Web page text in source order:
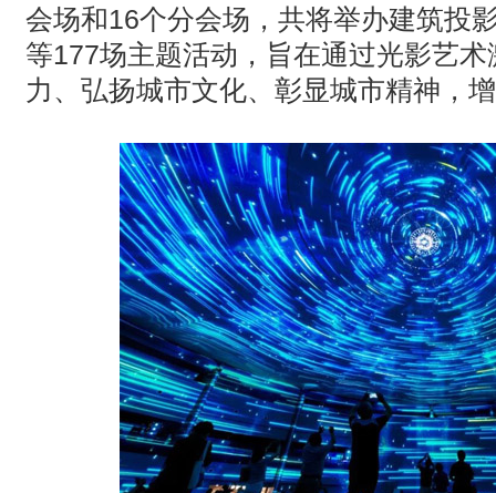
会场和16个分会场，共将举办建筑投
等177场主题活动，旨在通过光影艺
力、弘扬城市文化、彰显城市精神，